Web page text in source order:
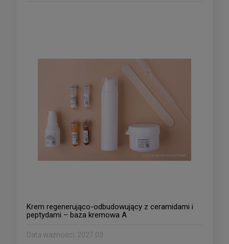
Krem regenerująco-odbudowujący z ceramidami i
peptydami – baza kremowa A
Data ważności: 2027.03